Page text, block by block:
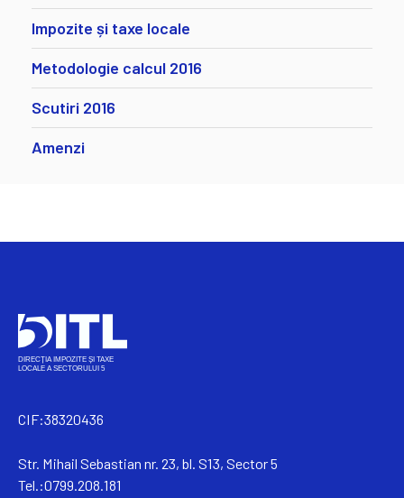
Impozite și taxe locale
Metodologie calcul 2016
Scutiri 2016
Amenzi
CIF:38320436
Str. Mihail Sebastian nr. 23, bl. S13, Sector 5
Tel.:0799.208.181